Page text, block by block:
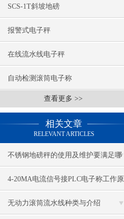
SCS-1T斜坡地磅
报警式电子秤
在线流水线电子秤
自动检测滚筒电子称
查看更多 >>
相关文章
RELEVANT ARTICLES
不锈钢地磅秤的使用及维护要满足哪
些要求
4-20MA电流信号接PLC电子称工作原
理
无动力滚筒流水线种类与介绍